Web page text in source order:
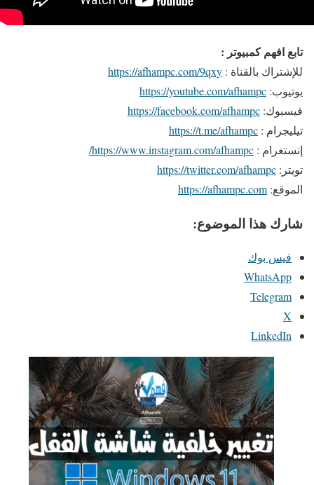
تابع افهم كمبيوتر :
للإشتراك بالقناة : https://afhampc.com/9qxy
يوتيوب: https://youtube.com/afhampc
فيسبوك: https://facebook.com/afhampc
تيليجرام : https://t.me/afhampc
إنستغرام : https://www.instagram.com/afhampc/
تويتر: https://twitter.com/afhampc
الموقع: https://afhampc.com
شارك هذا الموضوع:
فيس بوك
WhatsApp
Telegram
X
LinkedIn